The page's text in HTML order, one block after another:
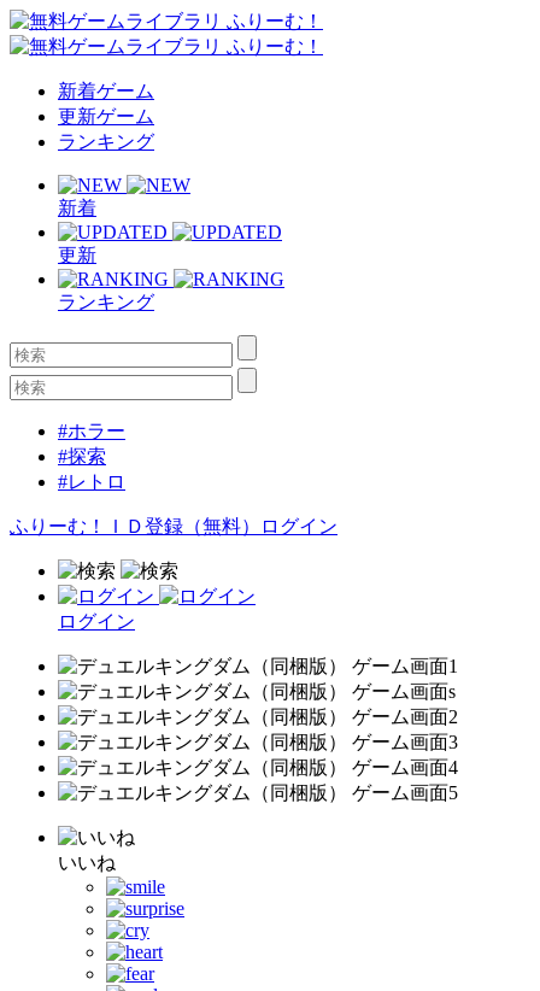
新着ゲーム
更新ゲーム
ランキング
新着
更新
ランキング
#ホラー
#探索
#レトロ
ふりーむ！ＩＤ登録（無料） ログイン
ログイン
いいね